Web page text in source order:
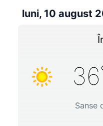
luni, 10 august
36
Sanse